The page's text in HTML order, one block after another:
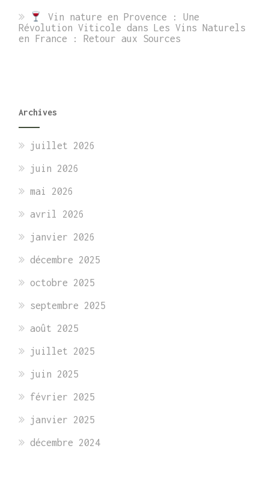
Vin nature en Provence : Une
Révolution Viticole dansLes Vins Naturels
en France : Retour aux Sources
Archives
juillet 2026
juin 2026
mai 2026
avril 2026
janvier 2026
décembre 2025
octobre 2025
septembre 2025
août 2025
juillet 2025
juin 2025
février 2025
janvier 2025
décembre 2024